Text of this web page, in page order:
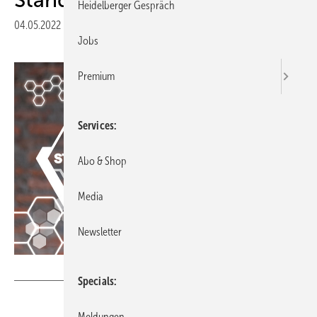
04.05.2022
Heidelberger Gespräch
Jobs
Premium
Services
Abo & Shop
Media
Newsletter
Specials